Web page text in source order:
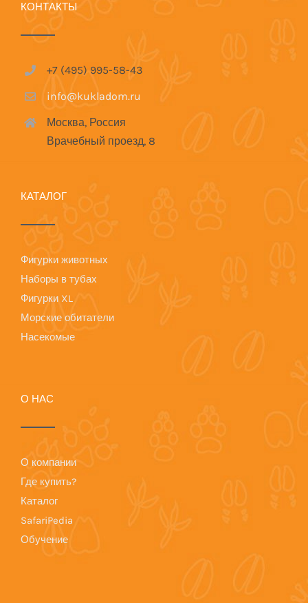
КОНТАКТЫ
+7 (495) 995-58-43
info@kukladom.ru
Москва, Россия
Врачебный проезд, 8
КАТАЛОГ
Фигурки животных
Наборы в тубах
Фигурки XL
Морские обитатели
Насекомые
О НАС
О компании
Где купить?
Каталог
SafariPedia
Обучение